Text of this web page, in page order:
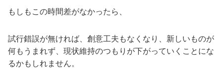
もしもこの時間差がなかったら、
試行錯誤が無ければ、創意工夫もなくなり、新しいものが
何もうまれず、現状維持のつもりが下がっていくことにな
るかもしれません。